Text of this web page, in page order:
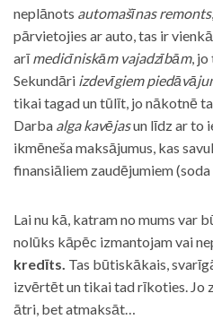
neplānots automašīnas remonts
pārvietojies ar auto, tas ir
arīmedicīniskām vajadzībām, jo
Sekundāri izdevīgiem
tikai tagad un tūlīt, jo nākotnē
Darba alga kavējasun līdz ar to
ikmēneša maksājumus, kas
finansiāliem zaudējumiem
Lai nu kā, katram no mums var
nolūks kāpēc izmantojam vai
kredīts. Tas būtiskākais,
izvērtēt un tikai tad rīkoties. Jo
ātri, bet atmaksāt…